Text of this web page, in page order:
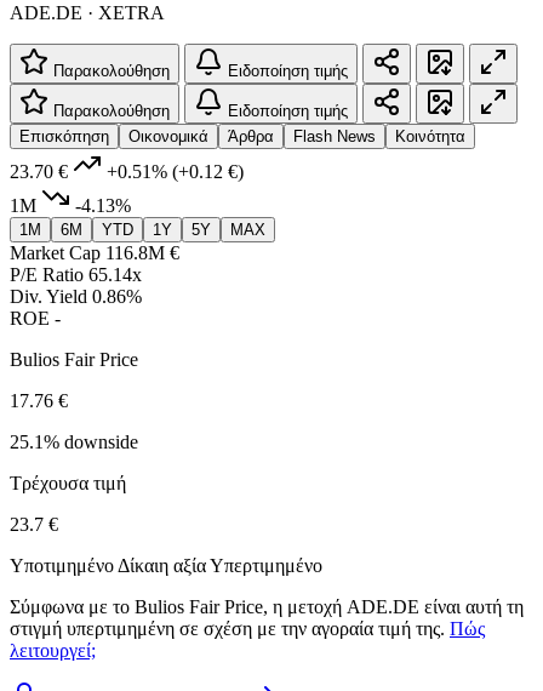
ADE.DE · XETRA
Παρακολούθηση Ειδοποίηση τιμής
Παρακολούθηση
Ειδοποίηση τιμής
Επισκόπηση
Οικονομικά Άρθρα Flash News Κοινότητα
23.70 € +0.51% (+0.12 €)
1M
-4.13%
1M 6M YTD 1Y 5Y MAX
Market Cap 116.8M €
P/E Ratio 65.14x
Div. Yield 0.86%
ROE -
Bulios Fair Price
17.76 €
25.1% downside
Τρέχουσα τιμή
23.7 €
Υποτιμημένο Δίκαιη αξίαΥπερτιμημένο
Σύμφωνα με το Bulios Fair Price, η μετοχή ADE.DE είναι αυτή τη
στιγμή υπερτιμημένη σε σχέση με την αγοραία τιμή της. Πώς
λειτουργεί;